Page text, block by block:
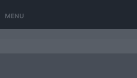
MENU